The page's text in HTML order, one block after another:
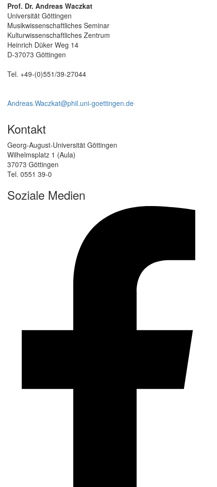
Prof. Dr. Andreas Waczkat
Universität Göttingen
Musikwissenschaftliches Seminar
Kulturwissenschaftliches Zentrum
Heinrich Düker Weg 14
D-37073 Göttingen
Tel. +49-(0)551/39-27044
Andreas.Waczkat@phil.uni-goettingen.de
Kontakt
Georg-August-Universität Göttingen
Wilhelmsplatz 1 (Aula)
37073 Göttingen
Tel. 0551 39-0
Soziale Medien